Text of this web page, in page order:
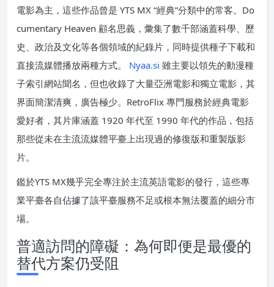
電影為主，這些作品曾是 YTS MX “經典”分類中的常客。Do
cumentary Heaven 顧名思義，彙集了數千部涵蓋科學、歷
史、政治及文化等各個領域的紀錄片，同時提供種子下載和
直接流媒體播放兩種方式。 Nyaa.si 雖主要以領先的動漫種
子索引網站聞名，但也收錄了大量亞洲電影和獨立電影，其
界面簡潔清爽，廣告極少。RetroFlix 專門服務於經典電影
愛好者，其片庫涵蓋 1920 年代至 1990 年代的作品，包括
那些從未在主流流媒體平臺上出現過的修復版和重製版影
片。
鑑於YTS MX幾乎完全專注於主流英語電影的發行，這些專
業平臺各自佔據了該平臺服務不足或根本無法覆蓋的細分市
場。
普適訪問的障礙：為何即便是最優的
替代方案仍受阻